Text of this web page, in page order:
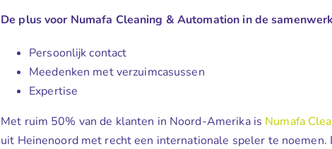
De plus voor Numafa Cleaning & Automation in de
Persoonlijk contact
Meedenken met verzuimcasussen
Expertise
Met ruim 50% van de klanten in Noord-Amerika is Numafa
uit Heinenoord met recht een internationale speler te noemen.